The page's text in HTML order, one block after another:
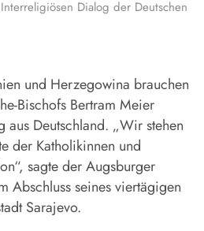
Dialog der Deutschen
und Herzegowina brauchen
-Bischofs Bertram Meier
aus Deutschland. „Wir stehen
der Katholikinnen und
sagte der Augsburger
Abschluss seines viertägigen
Sarajevo.